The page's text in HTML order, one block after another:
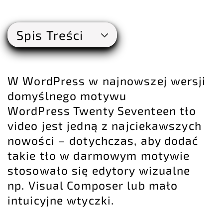
Spis Treści
W WordPress w najnowszej wersji
domyślnego motywu
WordPress Twenty Seventeen tło
video jest jedną z najciekawszych
nowości – dotychczas, aby dodać
takie tło w darmowym motywie
stosowało się edytory wizualne
np. Visual Composer lub mało
intuicyjne wtyczki.